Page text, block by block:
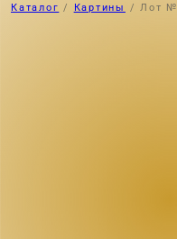
Каталог / Картины / Лот №